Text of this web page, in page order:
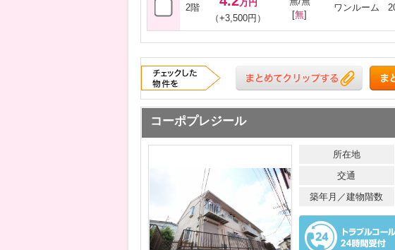
2階
万円
（+3,500円）
[無]
ワンルーム
コーポプレジール
所在地
交通
築年月／建物階数